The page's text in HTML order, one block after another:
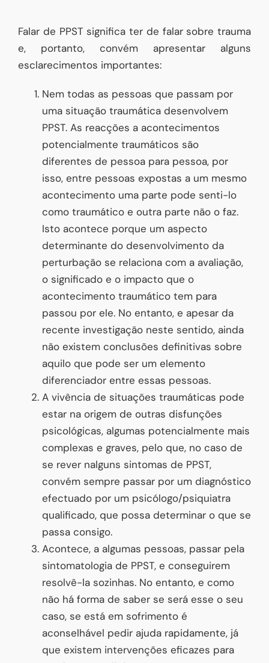
Falar de PPST significa ter de falar sobre trauma
e, portanto, convém apresentar alguns
esclarecimentos importantes:
Nem todas as pessoas que passam por
uma situação traumática desenvolvem
PPST. As reacções a acontecimentos
potencialmente traumáticos são
diferentes de pessoa para pessoa, por
isso, entre pessoas expostas a um mesmo
acontecimento uma parte pode senti-lo
como traumático e outra parte não o faz.
Isto acontece porque um aspecto
determinante do desenvolvimento da
perturbação se relaciona com a avaliação,
o significado e o impacto que o
acontecimento traumático tem para
passou por ele. No entanto, e apesar da
recente investigação neste sentido, ainda
não existem conclusões definitivas sobre
aquilo que pode ser um elemento
diferenciador entre essas pessoas.
A vivência de situações traumáticas pode
estar na origem de outras disfunções
psicológicas, algumas potencialmente mais
complexas e graves, pelo que, no caso de
se rever nalguns sintomas de PPST,
convém sempre passar por um diagnóstico
efectuado por um psicólogo/psiquiatra
qualificado, que possa determinar o que se
passa consigo.
Acontece, a algumas pessoas, passar pela
sintomatologia de PPST, e conseguirem
resolvê-la sozinhas. No entanto, e como
não há forma de saber se será esse o seu
caso, se está em sofrimento é
aconselhável pedir ajuda rapidamente, já
que existem intervenções eficazes para